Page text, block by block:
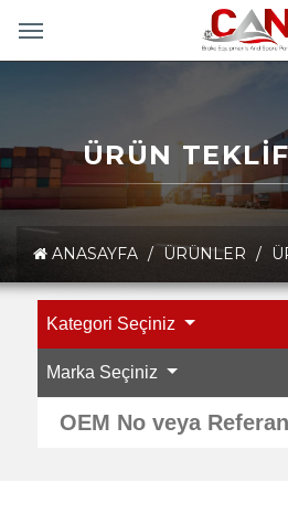
ÜRÜN
ANASAYFA / ÜRÜNLER /
Kategori Seçiniz
Marka Seçiniz